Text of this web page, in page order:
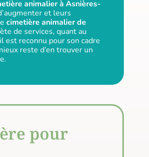
animalier à Asnières-
et leurs
cimetière animalier de
de services, quant au
est reconnu pour son cadre
reste d’en trouver un
pour